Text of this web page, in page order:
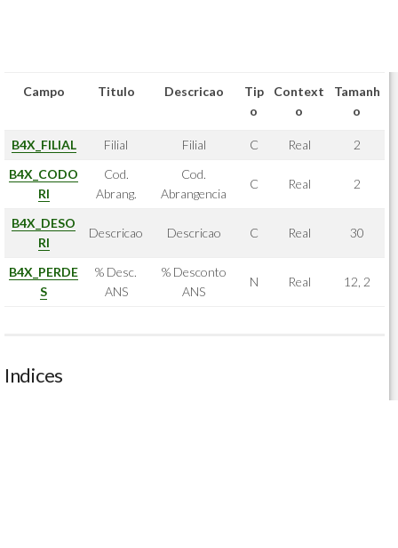
Campo Titulo Descricao
Tip
o
Context
o
Tamanh
o
B4X_FILIAL Filial Filial C Real
2
B4X_CODO
RI
Cod.
Abrang.
Cod.
Abrangencia
C Real 2
B4X_DESO
RI
Descricao Descricao C Real 30
B4X_PERDE
S
% Desc.
ANS
% Desconto
ANS
N Real 12, 2
Indices